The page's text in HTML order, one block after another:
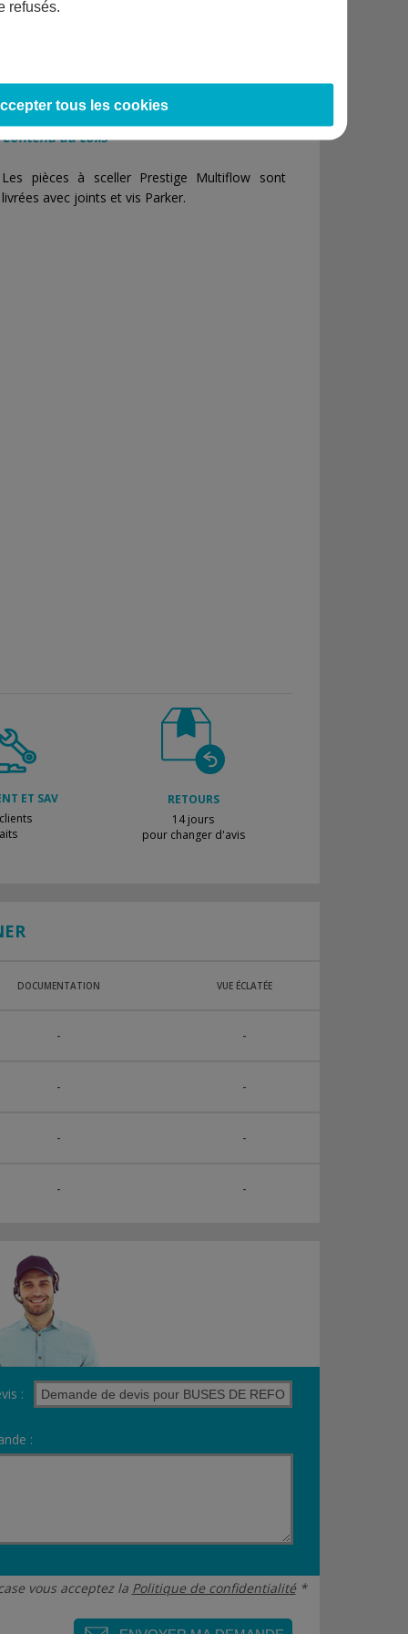
Contenu du colis
Les pièces à sceller Prestige Multiflow sont
livrées avec joints et vis Parker.
ET SAV
RETOURS
14 jours
pour changer d'avis
DOCUMENTATION VUE ÉCLATÉE
- -
- -
- -
- -
:
:
vous acceptez la Politique de confidentialité*
refusés.
tous les cookies